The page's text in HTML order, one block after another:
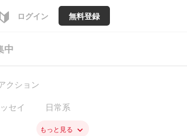
ログイン 無料登録
中
クション
セイ
日常系
もっと見る keyboard_arrow_down